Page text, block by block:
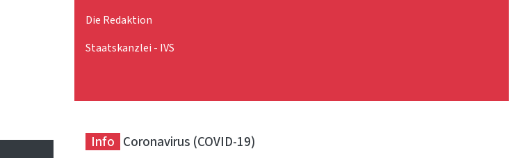
Die Redaktion
Staatskanzlei - IVS
Info Coronavirus (COVID-19)